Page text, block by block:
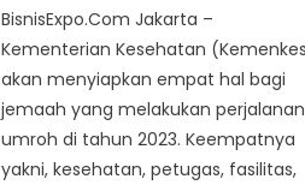
BisnisExpo.Com Jakarta –
Kementerian Kesehatan
akan menyiapkan empat hal bagi
jemaah yang melakukan perjalanan
umroh di tahun 2023. Keempatnya
yakni, kesehatan, petugas, fasilitas,